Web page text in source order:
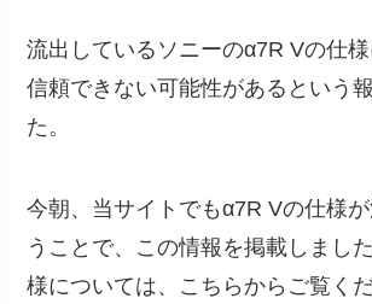
流出しているソニーのα7R Vの仕
信頼できない可能性があるという
た。
今朝、当サイトでもα7R Vの仕様
うことで、この情報を掲載しまし
様については、こちらからご覧くだ